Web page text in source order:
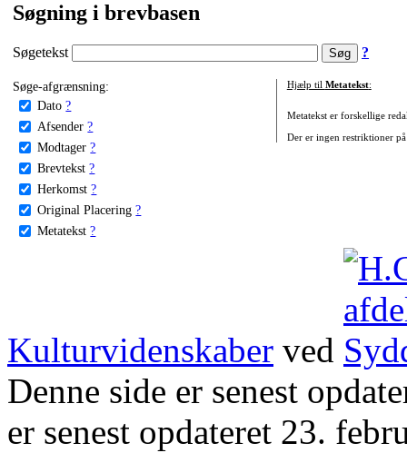
Søgning i brevbasen
Søgetekst ?
Søge-afgrænsning:
Dato ?
Afsender ?
Modtager ?
Brevtekst ?
Herkomst ?
Original Placering ?
Metatekst ?
Hjælp til Metatekst:
Metatekst er forskellige
Der er ingen restriktioner
Kulturvidenskaber ved
Denne side er senest
er senest opdateret 23.